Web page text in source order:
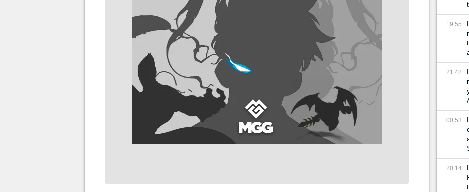
19:55
21:42
00:53
20:14